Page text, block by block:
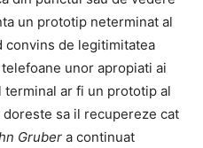
un prototip neterminat al
convins de legitimitatea
unor apropiati ai
terminal ar fi un prototip al
doreste sa il recupereze cat
Gruber a continuat